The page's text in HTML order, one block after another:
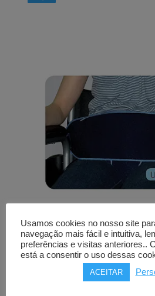
Cinto de
Usamos cookies no nosso site
navegação mais fácil e intuitiva,
preferências e visitas anteriores..
está a consentir o uso dessas
ACEITAR